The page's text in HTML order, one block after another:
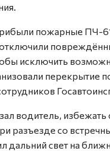
пожарные ПЧ-
исключить
перекрытие
водитель, избежать
разъезде со
дальний свет на